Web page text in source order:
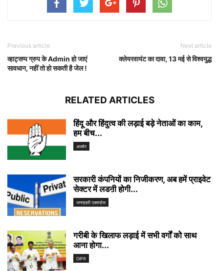
Previous article
व्हाट्सप्प ग्रुप के Admin हो जाएं
सावधान, नहीं तो हो सकती है जेल !
Next article
क्लेयरवायंट का दावा, 13 मई से विश्वयुद्ध
RELATED ARTICLES
हिंदू और हिंदुत्व की लड़ाई बड़े नेताओं का काम,
हम बीच...
अजमेर
सरकारी कंपनियों का निजीकरण, अब हमें प्राइवेट
सेक्टर में लडऩी होगी...
जनप्रहरी एक्सप्रेस
गरीबी के खिलाफ लड़ाई में सभी वर्गों कोे साथ
आना होगा...
DIPR